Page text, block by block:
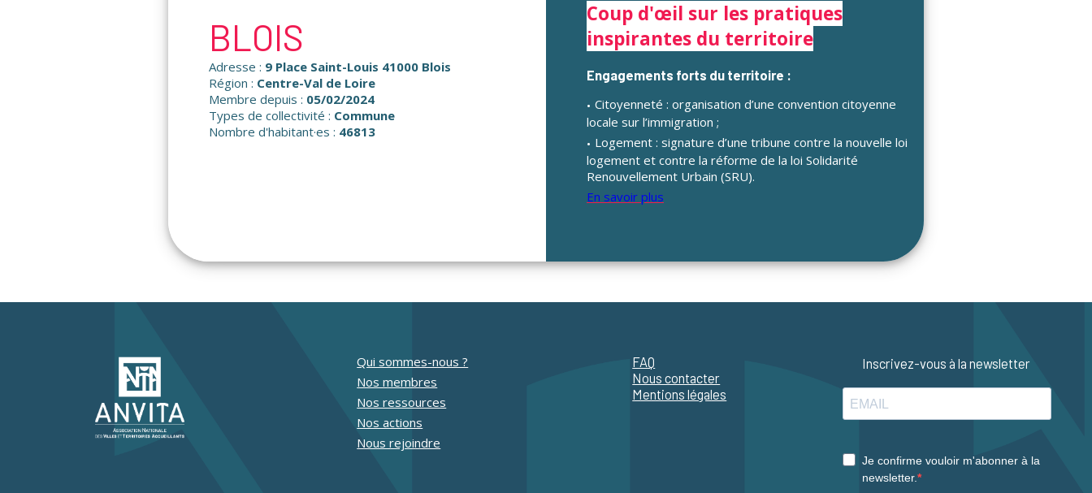
BLOIS
Adresse : 9 Place Saint-Louis 41000 Blois
Région : Centre-Val de Loire
Membre depuis : 05/02/2024
Types de collectivité : Commune
Nombre d'habitant·es : 46813
Coup d'œil sur les pratiques
inspirantes du territoire
Engagements forts du territoire :
Citoyenneté : organisation d’une convention citoyenne
locale sur l’immigration ;
Logement : signature d’une tribune contre la nouvelle loi
logement et contre la réforme de la loi Solidarité
Renouvellement Urbain (SRU).
En savoir plus
Qui sommes-nous ?
Nos membres
Nos ressources
Nos actions
Nous rejoindre
FAQ
Nous contacter
Mentions légales
Inscrivez-vous à la newsletter